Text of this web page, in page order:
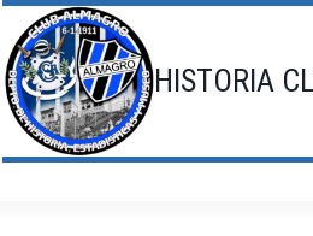
Saltar
al
contenido
HISTORIA